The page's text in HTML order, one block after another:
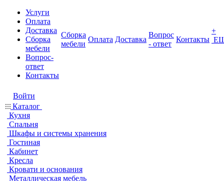
Услуги
Оплата
Доставка
Сборка
мебели
Вопрос-
ответ
Контакты
Сборка
мебели
Оплата Доставка
Вопрос
- ответ
Контакты
+
Войти
Каталог
Кухня
Спальня
Шкафы и системы хранения
Гостиная
Кабинет
Кресла
Кровати и основания
Металлическая мебель